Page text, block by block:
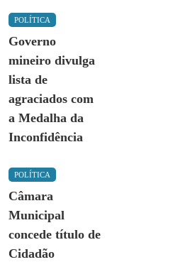
POLÍTICA
Governo
mineiro divulga
lista de
agraciados com
a Medalha da
Inconfidência
POLÍTICA
Câmara
Municipal
concede título de
Cidadão